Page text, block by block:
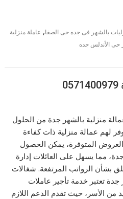
بالشهر فى جده حى الصفا, عاملة منزلية
حى الأندلس جده
منزلية بالشهر جدة من الحلول
لهم عمالة منزلية ذات كفاءة
المتوفرة، يمكن الحصول
مما يسهل على العائلات إدارة
بشأن الرواتب المرتفعة. شغالات
تعتبر خدمة تأجير عاملات
من الأسر، حيث تقدم الدعم اللازم